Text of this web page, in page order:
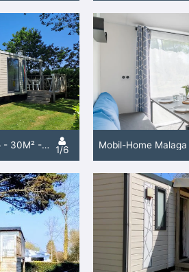
Mobil-Home Malaga Trio - 30M² - 3 Chambres 1/6